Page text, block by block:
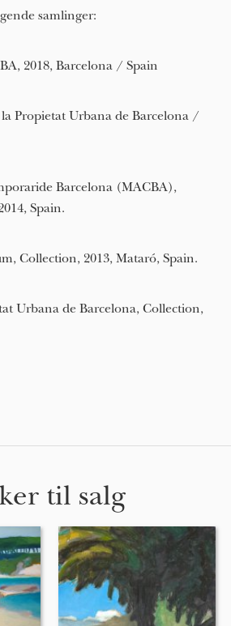
samlinger:
2018, Barcelona / Spain
la Propietat Urbana de Barcelona /
Barcelona (MACBA),
Spain.
Collection, 2013, Mataró, Spain.
Urbana de Barcelona, Collection,
til salg